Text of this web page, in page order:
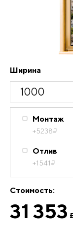
Ширина
Монтаж
+5238₽
Отлив
+1541₽
Стоимость:
31 353